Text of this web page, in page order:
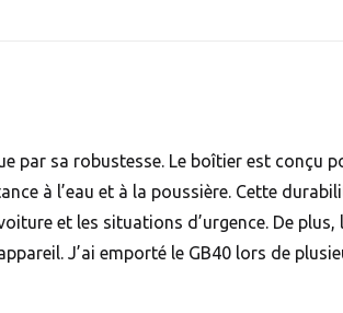
par sa robustesse. Le boîtier est
à l’eau et à la poussière. Cette
et les situations d’urgence. De
J’ai emporté le GB40 lors de